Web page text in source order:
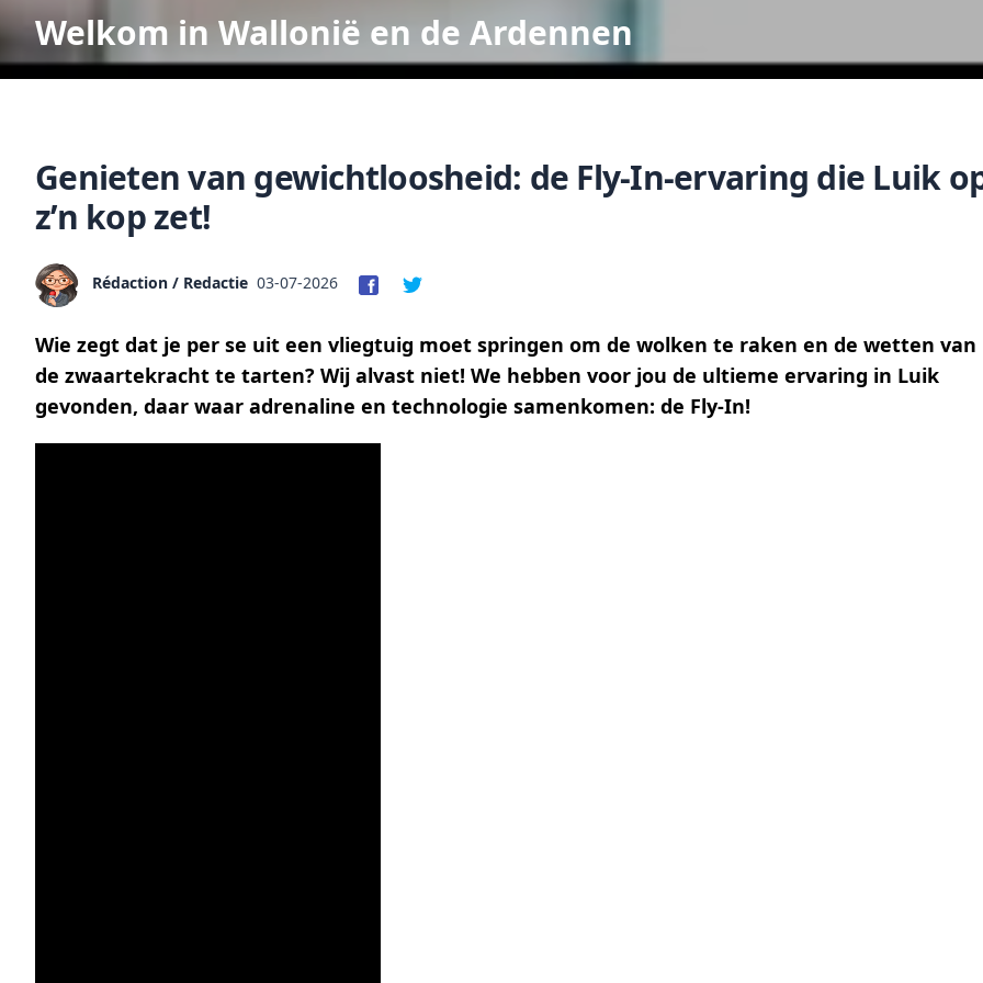
Welkom in Wallonië en de Ardennen
Genieten van gewichtloosheid: de Fly-In-ervaring die Luik
z’n kop zet!
Rédaction / Redactie 03-07-2026
Wie zegt dat je per se uit een vliegtuig moet springen om de wolken te raken en de wetten van
de zwaartekracht te tarten? Wij alvast niet! We hebben voor jou de ultieme ervaring in Luik
gevonden, daar waar adrenaline en technologie samenkomen: de Fly-In!